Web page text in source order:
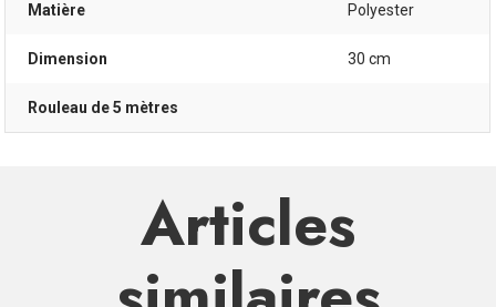
Matière Polyester
Dimension 30 cm
Rouleau de 5 mètres
Articles